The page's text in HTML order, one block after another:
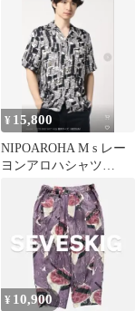
軍鶏 総柄 レーヨ
ン 1サイズ
¥ 15,800
NIPOAROHA M s レー
ヨンアロハシャツ
MANHATTAN BLACK
¥ 10,900